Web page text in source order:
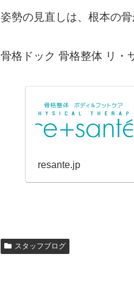
姿勢の見直しは、根本の
骨格ドック 骨格整体 リ・
resante.jp
スタッフブログ